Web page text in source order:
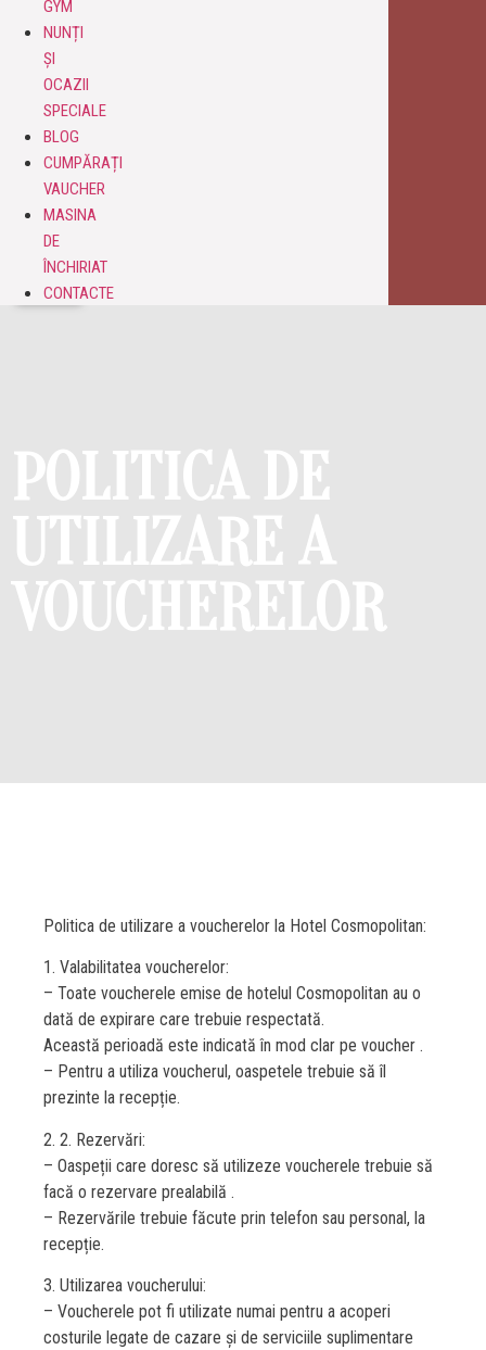
GYM
NUNȚI
ȘI
OCAZII
SPECIALE
BLOG
CUMPĂRAȚI
VAUCHER
МАSINA
DE
ÎNCHIRIAT
CONTACTE
POLITICA DE
UTILIZARE A
VOUCHERELOR
Politica de utilizare a voucherelor la Hotel Cosmopolitan:
1. Valabilitatea voucherelor:
– Toate voucherele emise de hotelul Cosmopolitan au o
dată de expirare care trebuie respectată.
Această perioadă este indicată în mod clar pe voucher .
– Pentru a utiliza voucherul, oaspetele trebuie să îl
prezinte la recepție.
2. 2. Rezervări:
– Oaspeții care doresc să utilizeze voucherele trebuie să
facă o rezervare prealabilă .
– Rezervările trebuie făcute prin telefon sau personal, la
recepție.
3. Utilizarea voucherului:
– Voucherele pot fi utilizate numai pentru a acoperi
costurile legate de cazare și de serviciile suplimentare